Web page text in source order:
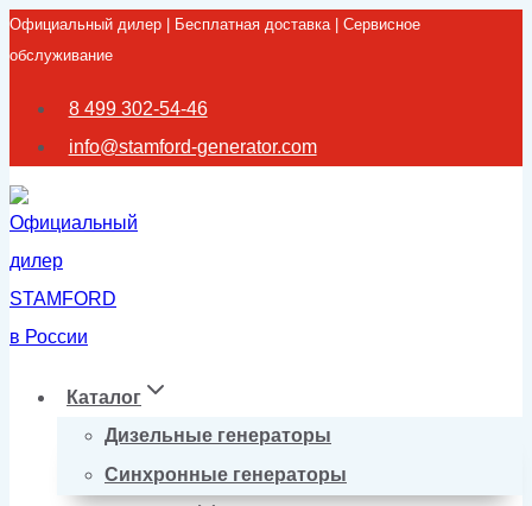
Перейти
к
содержимому
Официальный дилер | Бесплатная доставка | Сервисное
обслуживание
8 499 302-54-46
info@stamford-generator.com
Каталог
Дизельные генераторы
Синхронные генераторы